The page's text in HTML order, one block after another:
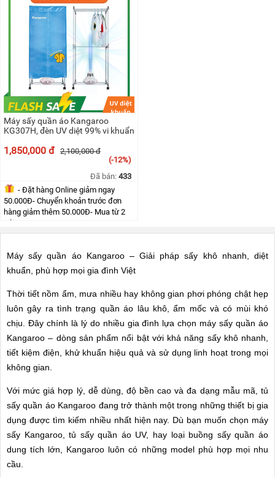
NƯỚC
TỔNG,
NGHIỆP
THIẾT
BỊ
NHÀ
BẾP
HÀNG
GIA
DỤNG
KHUYẾN
MẠI
TỨC
KIỆN
TƯ
VẤN
HƯỚNG
TRÌNH
KANGAROO
CHƯƠNG
TRÌNH
DỊCH
VỤ
Gọi hoặc mua Online giảm ngay
Freeship nội thành Hà Nội
(≤10km)
*Phí vận chuyển ngoại thành tính
theo đơn vị vận chuyển
Máy sấy quần áo Kangaroo
KG307H, đèn UV diệt 99% vi khuẩn
1,850,000 đ
2,100,000 đ
(-12%)
Đã bán: 433
- Đặt hàng Online giảm ngay
50.000Đ- Chuyển khoản trước đơn
hàng giảm thêm 50.000Đ- Mua từ 2
cái...
- Đặt hàng Online giảm ngay
50.000Đ
giảm thêm 50.000Đ
- Mua từ 2 cái giảm ngay
100.000Đ
- Giao hàng miễn phí trong khu
vực nội thành Hà Nội (10km)
> Bảo hành chính hãng 12 tháng
*Lưu ý: Khách hàng ngoại tỉnh
cần đặt cọc trước 100.00Đ -
200.000Đ phí vận chuyển.
Máy sấy quần áo Kangaroo – Giải pháp sấy khô nhanh, diệt
khuẩn, phù hợp mọi gia đình Việt
Thời tiết nồm ẩm, mưa nhiều hay không gian phơi phóng chật hẹp
luôn gây ra tình trạng quần áo lâu khô, ẩm mốc và có mùi khó
chịu. Đây chính là lý do nhiều gia đình lựa chọn máy sấy quần áo
Kangaroo – dòng sản phẩm nổi bật với khả năng sấy khô nhanh,
tiết kiệm điện, khử khuẩn hiệu quả và sử dụng linh hoạt trong mọi
không gian.
Với mức giá hợp lý, dễ dùng, độ bền cao và đa dạng mẫu mã, tủ
sấy quần áo Kangaroo đang trở thành một trong những thiết bị gia
dụng được tìm kiếm nhiều nhất hiện nay. Dù bạn muốn chọn máy
sấy Kangaroo, tủ sấy quần áo UV, hay loại buồng sấy quần áo
dung tích lớn, Kangaroo luôn có những model phù hợp mọi nhu
cầu.